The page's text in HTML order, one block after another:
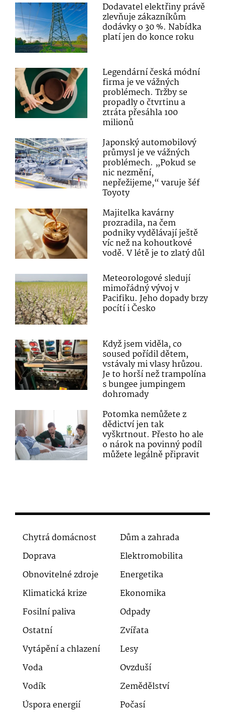
Dodavatel elektřiny právě
zlevňuje zákazníkům
dodávky o 30 %. Nabídka
platí jen do konce roku
Legendární česká módní
firma je ve vážných
problémech. Tržby se
propadly o čtvrtinu a
ztráta přesáhla 100
milionů
Japonský automobilový
průmysl je ve vážných
problémech. „Pokud se
nic nezmění,
nepřežijeme,“ varuje šéf
Toyoty
Majitelka kavárny
prozradila, na čem
podniky vydělávají ještě
víc než na kohoutkové
vodě. V létě je to zlatý důl
Meteorologové sledují
mimořádný vývoj v
Pacifiku. Jeho dopady brzy
pocítí i Česko
Když jsem viděla, co
soused pořídil dětem,
vstávaly mi vlasy hrůzou.
Je to horší než trampolína
s bungee jumpingem
dohromady
Potomka nemůžete z
dědictví jen tak
vyškrtnout. Přesto ho ale
o nárok na povinný podíl
můžete legálně připravit
Chytrá domácnost
Dům a zahrada
Doprava
Elektromobilita
Obnovitelné zdroje
Energetika
Klimatická krize
Ekonomika
Fosilní paliva
Odpady
Ostatní
Zvířata
Vytápění a chlazení
Lesy
Voda
Ovzduší
Vodík
Zemědělství
Úspora energií
Počasí